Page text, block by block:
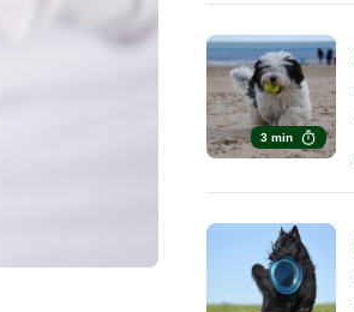
3 min